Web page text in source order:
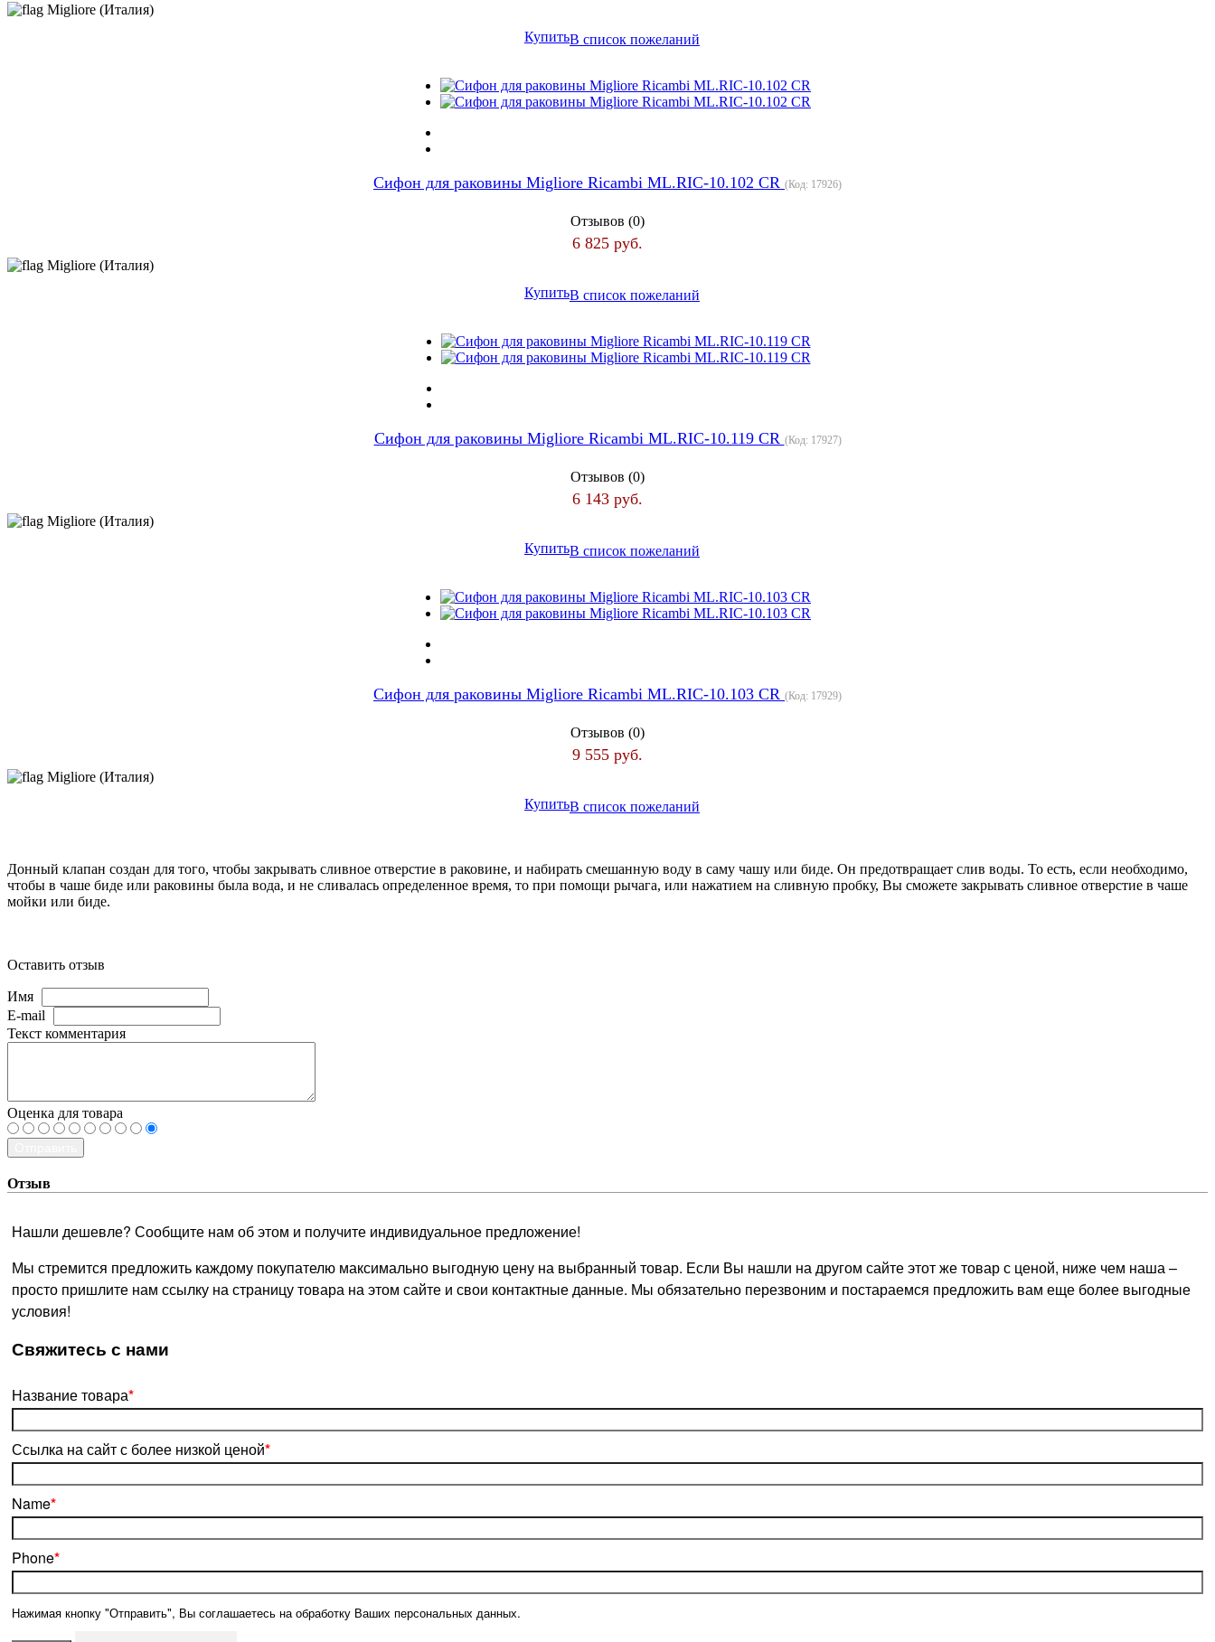
Migliore (Италия)
КупитьВ список пожеланий
Сифон для раковины Migliore Ricambi ML.RIC-10.102 CR (Код: 17926)
Отзывов (0)
6 825 руб.
Migliore (Италия)
КупитьВ список пожеланий
Сифон для раковины Migliore Ricambi ML.RIC-10.119 CR (Код: 17927)
Отзывов (0)
6 143 руб.
Migliore (Италия)
КупитьВ список пожеланий
Сифон для раковины Migliore Ricambi ML.RIC-10.103 CR (Код: 17929)
Отзывов (0)
9 555 руб.
Migliore (Италия)
КупитьВ список пожеланий
Донный клапан создан для того, чтобы закрывать сливное отверстие в раковине, и набирать смешанную воду в саму чашу или биде. Он предотвращает слив воды. То есть, если необходимо,
чтобы в чаше биде или раковины была вода, и не сливалась определенное время, то при помощи рычага, или нажатием на сливную пробку, Вы сможете закрывать сливное отверстие в чаше
мойки или биде.
Оставить отзыв
Имя
E-mail
Текст комментария
Оценка для товара
Отзыв
Нашли дешевле? Сообщите нам об этом и получите индивидуальное предложение!
Мы стремится предложить каждому покупателю максимально выгодную цену на выбранный товар. Если Вы нашли на другом сайте этот же товар с ценой, ниже чем наша –
просто пришлите нам ссылку на страницу товара на этом сайте и свои контактные данные. Мы обязательно перезвоним и постараемся предложить вам еще более выгодные
условия!
­Свяжитесь с нами
Название товара*
Ссылка на сайт с более низкой ценой*
Name*
Phone*
Нажимая кнопку "Отправить", Вы соглашаетесь на обработку Ваших персональных данных.